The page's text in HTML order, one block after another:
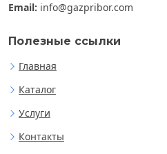
Email: info@gazpribor.com
Полезные ссылки
Главная
Каталог
Услуги
Контакты